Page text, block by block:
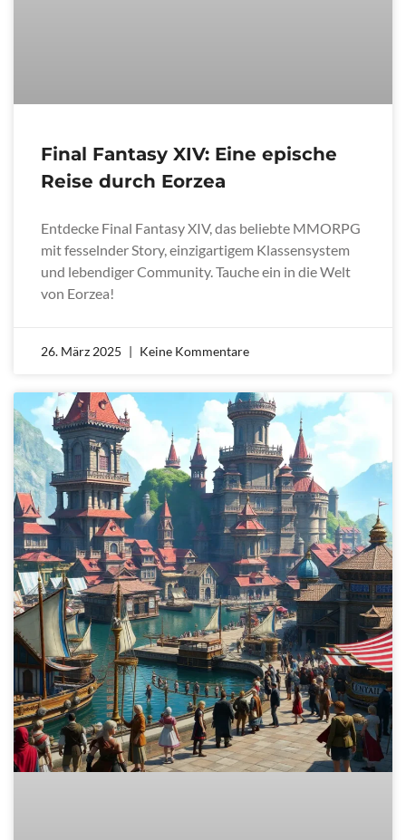
Final Fantasy XIV: Eine epische
Reise durch Eorzea
Entdecke Final Fantasy XIV, das beliebte MMORPG
mit fesselnder Story, einzigartigem Klassensystem
und lebendiger Community. Tauche ein in die Welt
von Eorzea!
26. März 2025 Keine Kommentare